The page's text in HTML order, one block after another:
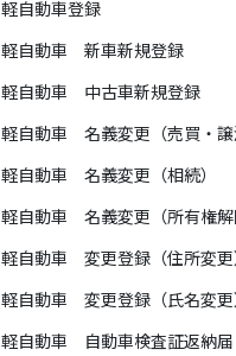
軽自動車登録
軽自動車 新車新規登録
軽自動車 中古車新規登録
軽自動車 名義変更（売買・譲
軽自動車 名義変更（相続）
軽自動車 名義変更（所有権解
軽自動車 変更登録（住所変更
軽自動車 変更登録（氏名変更
軽自動車 自動車検査証返納届（一時使用